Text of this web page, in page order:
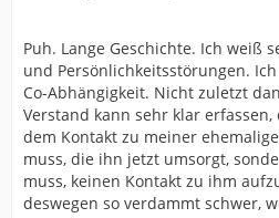
Puh. Lange Geschichte. Ich weiß
und Persönlichkeitsstörungen.
Co-Abhängigkeit. Nicht zuletzt
Verstand kann sehr klar
dem Kontakt zu meiner
muss, die ihn jetzt umsorgt,
muss, keinen Kontakt zu ihm
deswegen so verdammt schwer,